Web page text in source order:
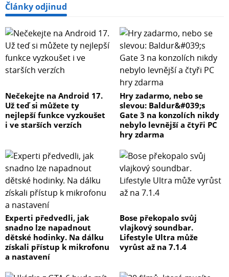
Články odjinud
Nečekejte na Android 17.
Už teď si můžete ty
nejlepší funkce vyzkoušet
i ve starších verzích
Hry zadarmo, nebo se
slevou: Baldur&#039;s
Gate 3 na konzolích nikdy
nebylo levnější a čtyři PC
hry zdarma
Experti předvedli, jak
snadno lze napadnout
dětské hodinky. Na dálku
získali přístup k mikrofonu
a nastavení
Bose překopalo svůj
vlajkový soundbar.
Lifestyle Ultra může
vyrůst až na 7.1.4